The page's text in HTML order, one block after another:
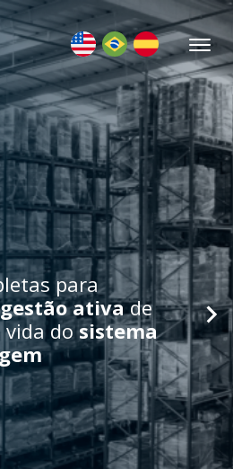
para
ativade
vida dosistema